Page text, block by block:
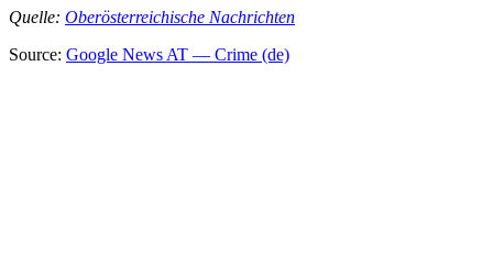
Quelle: Oberösterreichische Nachrichten
Source: Google News AT — Crime (de)